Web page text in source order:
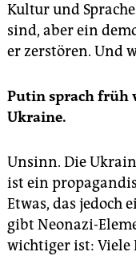
Kultur und
sind, aber ein
er zerstören. Und
Putin sprach früh
Ukraine.
Unsinn. Die
ist ein
Etwas, das jedoch
gibt Neonazi-
wichtiger ist: Viele